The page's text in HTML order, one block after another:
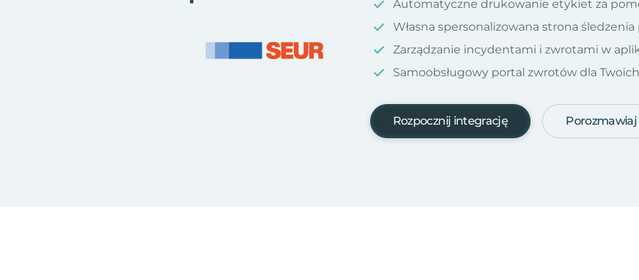
Automatyczne drukowanie etykiet za
Własna spersonalizowana strona
Zarządzanie incydentami i zwrotami w
Samoobsługowy portal zwrotów dla
Rozpocznij integrację